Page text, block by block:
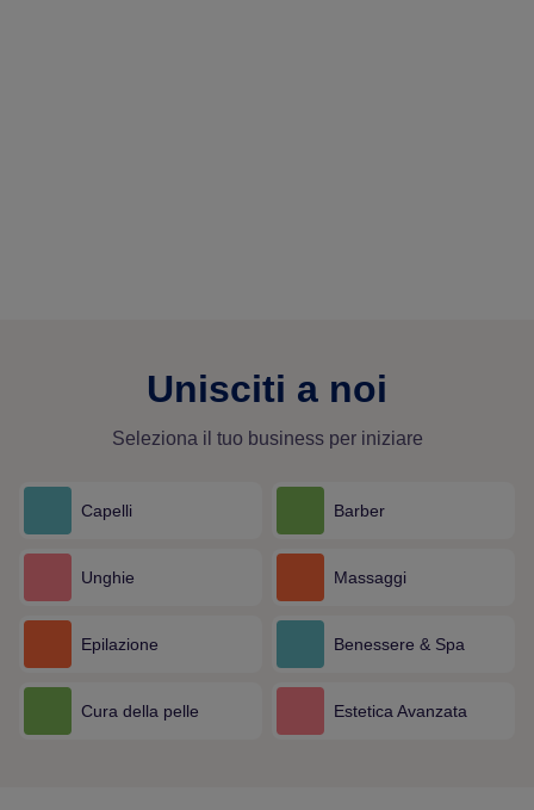
Unisciti a noi
Seleziona il tuo business per iniziare
Capelli Barber
Unghie Massaggi
Epilazione Benessere & Spa
Cura della pelle Estetica Avanzata